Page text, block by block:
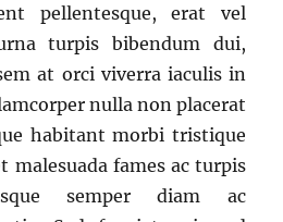
pellentesque, erat vel
turpis bibendum dui,
at orci viverra iaculis in
nulla non placerat
habitant morbi tristique
malesuada fames ac turpis
semper diam ac